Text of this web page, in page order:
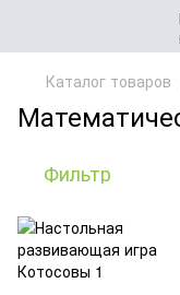
Каталог товаров
Фильтр